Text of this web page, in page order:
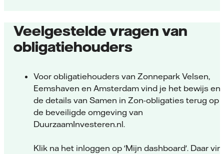
Veelgestelde vragen van
obligatiehouders
Voor obligatiehouders van Zonnepark Velsen,
Eemshaven en Amsterdam vind je het bewijs en
de details van Samen in Zon-obligaties terug op
de beveiligde omgeving van
DuurzaamInvesteren.nl.
Klik na het inloggen op 'Mijn dashboard'. Daar